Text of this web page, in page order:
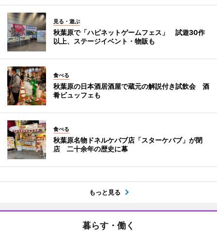
見る・遊ぶ
秋葉原で「ハピネットゲームフェス」 試遊30作
以上、ステージイベント・物販も
食べる
秋葉原の日本酒居酒屋で蔵元の解説付き試飲会 酒
肴ビュッフェも
食べる
秋葉原名物ドネルケバブ店「スターケバブ」が閉
店 二十余年の歴史に幕
もっと見る
暮らす・働く